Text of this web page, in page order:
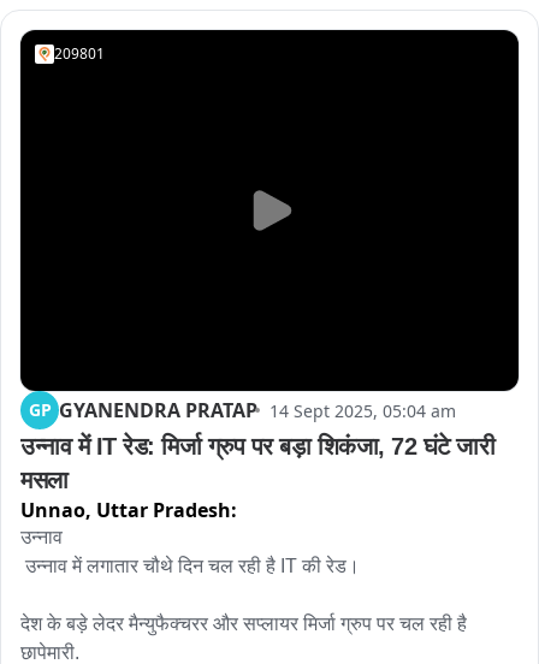
209801
GP GYANENDRA PRATAP 14 Sept 2025, 05:04 am
उन्नाव में IT रेड: मिर्जा ग्रुप पर बड़ा शिकंजा, 72 घंटे जारी
मसला
Unnao, Uttar Pradesh:
उन्नाव
देश के बड़े लेदर मैन्युफैक्चरर और सप्लायर मिर्जा ग्रुप पर चल रही है
छापेमारी.